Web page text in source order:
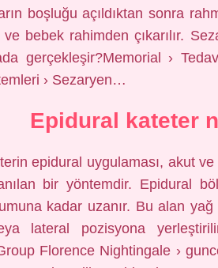
boşluğu açıldıktan sonra
ve bebek rahimden çıkarılır.
gerçekleşir?Memorial ›
› Sezaryen…
Epidural kateter
epidural uygulaması, akut
bir yöntemdir. Epidural
kadar uzanır. Bu alan
lateral pozisyona
Florence Nightingale ›